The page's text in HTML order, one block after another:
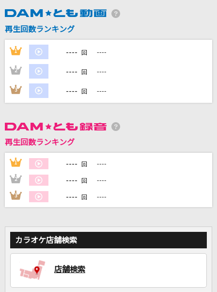
8utterfly
[生音]あぁ… あんた川
石川さゆり
玉置浩二
King Gnu
Destin Histoire
yoshiki*lisa
カラオケをもっと楽しもう！
再生回数ランキング
1 ---- 回 ----
2 ---- 回 ----
3 ---- 回 ----
再生回数ランキング
1 ---- 回 ----
2 ---- 回 ----
3 ---- 回 ----
カラオケ店舗検索
店舗検索